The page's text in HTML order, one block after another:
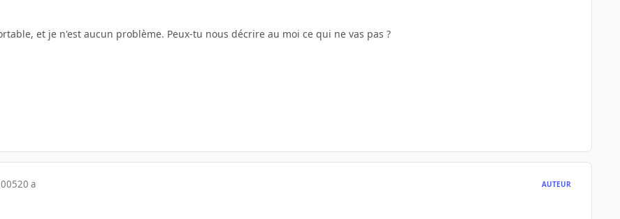
et je n'est aucun problème. Peux-tu nous décrire au moi ce qui ne vas pas ?
20 a AUTEUR